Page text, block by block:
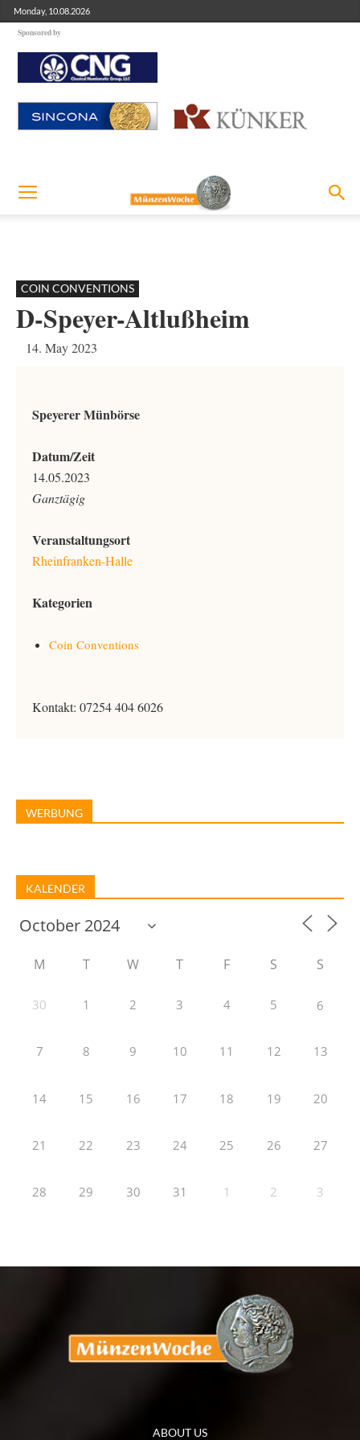
Monday, 10.08.2026
Sponsored by
COIN CONVENTIONS
D-Speyer-Altlußheim
14. May 2023
Speyerer Münbörse
Datum/Zeit
14.05.2023
Ganztägig
Veranstaltungsort
Rheinfranken-Halle
Kategorien
Coin Conventions
Kontakt: 07254 404 6026
WERBUNG
KALENDER
M T W T F S S
30 1 2 3 4 5 6
7 8 9 10 11 12 13
14 15 16 17 18 19 20
21 22 23 24 25 26 27
28 29 30 31 1 2 3
ABOUT US